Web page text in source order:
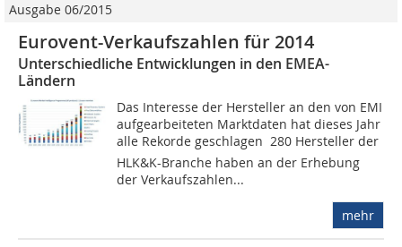
Ausgabe 06/2015
Eurovent-Verkaufszahlen für 2014
Unterschiedliche Entwicklungen in den EMEA-
Ländern
Das Interesse der Hersteller an den von EMI
aufgearbeiteten Marktdaten hat dieses Jahr
alle Rekorde geschlagen  280 Hersteller der
HLK&K-Branche haben an der Erhebung
der Verkaufszahlen...
mehr